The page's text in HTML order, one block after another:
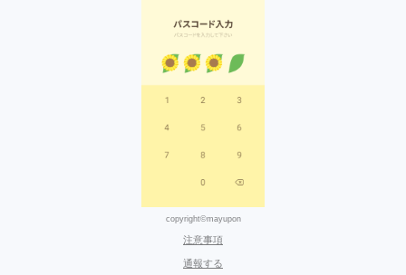
copyright©mayupon
注意事項
通報する